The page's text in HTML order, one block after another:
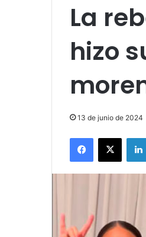
La
hizo
13 de junio de 2024
Facebook
X